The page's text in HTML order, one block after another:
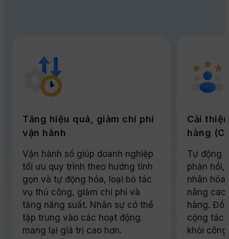
Tăng hiệu quả, giảm chi phí
vận hành
Vận hành số giúp doanh nghiệp
tối ưu quy trình theo hướng tinh
gọn và tự động hóa, loại bỏ tác
vụ thủ công, giảm chi phí và
tăng năng suất. Nhân sự có thể
tập trung vào các hoạt động
mang lại giá trị cao hơn.
Cải
hàng
Tự động
phản hồi,
nhân hóa
nâng cao
hàng.
cộng tác
khỏi